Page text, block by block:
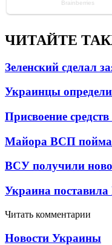
ЧИТАЙТЕ
Зеленский сделал
Украинцы
Присвоение
Майора ВСП
ВСУ получили
Украина
Читать комментарии
Новости Украины